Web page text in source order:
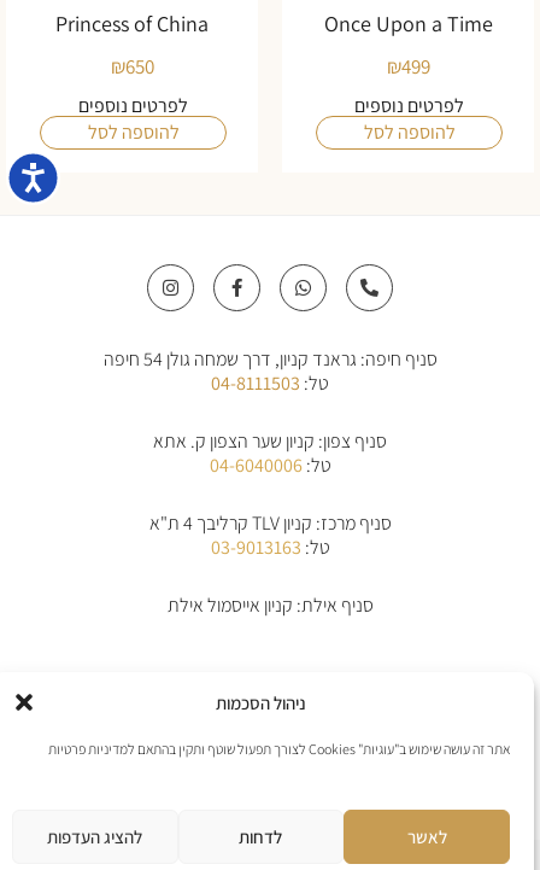
ניהול הסכמות
אתר זה עושה שימוש ב"עוגיות" Cookies לצורך תפעול שוטף ותקין בהתאם למדיניות פרטיות
לאשר לדחות להציג העדפות
Once Upon a Time
₪499
לפרטים נוספים
להוספה לסל
Princess of China
₪650
לפרטים נוספים
להוספה לסל
P
h
o
-
W
h
a
a
p
F
a
c
o
o
k
f
I
n
s
g
סניף חיפה: גראנד קניון, דרך שמחה גולן 54 חיפה
טל:04-8111503
סניף צפון: קניון שער הצפון ק. אתא
טל:04-6040006
סניף מרכז: קניון TLV קרליבך 4 ת"א
טל:03-9013163
סניף אילת: קניון אייסמול אילת
הצהרת נגישות
אנו מקבלים את כל כרטיסי האשראי למעט פייפל
אתר נבנה ע”י web4all חברה לבניה וקידום אתרים